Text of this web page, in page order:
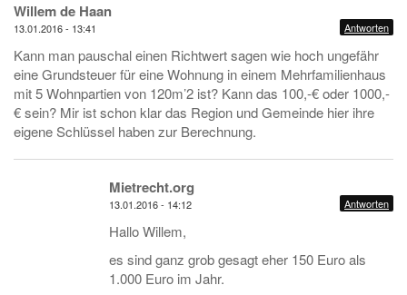
Willem de Haan
13.01.2016 - 13:41 Antworten
Kann man pauschal einen Richtwert sagen wie hoch ungefähr
eine Grundsteuer für eine Wohnung in einem Mehrfamilienhaus
mit 5 Wohnpartien von 120m’2 ist? Kann das 100,-€ oder 1000,-
€ sein? Mir ist schon klar das Region und Gemeinde hier ihre
eigene Schlüssel haben zur Berechnung.
Mietrecht.org
13.01.2016 - 14:12 Antworten
Hallo Willem,
es sind ganz grob gesagt eher 150 Euro als
1.000 Euro im Jahr.